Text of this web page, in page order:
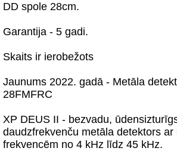
DD spole 28cm.
Garantija - 5 gadi.
Skaits ir ierobežots
Jaunums 2022. gadā - Metāla
28FMFRC
XP DEUS II - bezvadu,
daudzfrekvenču metāla detektors ar
frekvencēm no 4 kHz līdz 45 kHz.